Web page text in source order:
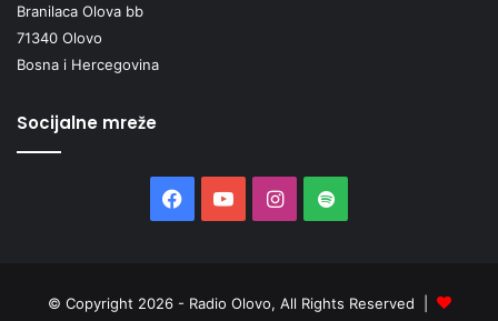
Branilaca Olova bb
71340 Olovo
Bosna i Hercegovina
Socijalne mreže
FacebookYouTubeInstagram
Spotify
© Copyright 2026 - Radio Olovo, All Rights Reserved |